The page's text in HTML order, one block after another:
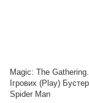
Magic: The
Ігрових (Play)
Spider Man